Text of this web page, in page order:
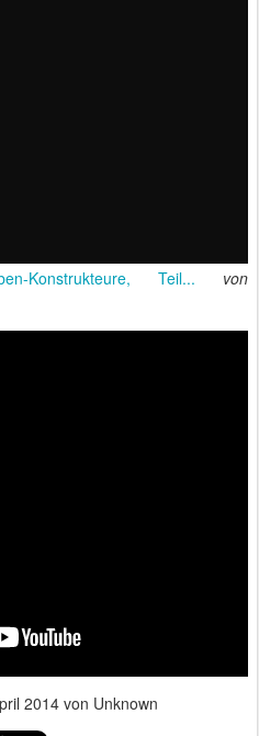
Konstrukteure, Teil...
von
2014von Unknown